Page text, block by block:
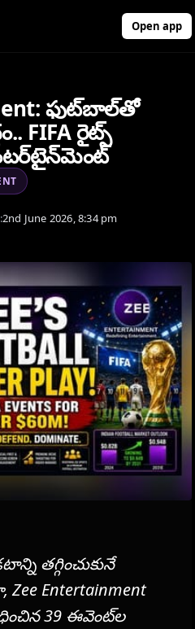
Open app
ఫుట్‌బాల్‌తో
FIFA రైట్స్
2nd June 2026, 8:34 pm
తగ్గించుకునే
Entertainment
39 ఈవెంట్‌ల